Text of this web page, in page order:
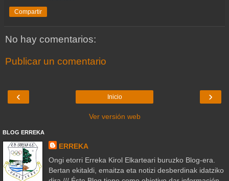
Compartir
No hay comentarios:
Publicar un comentario
‹ ›
Inicio
Ver versión web
BLOG ERREKA
ERREKA
Ongi etorri Erreka Kirol Elkarteari buruzko Blog-era.
Bertan ekitaldi, emaitza eta notizi desberdinak idatziko